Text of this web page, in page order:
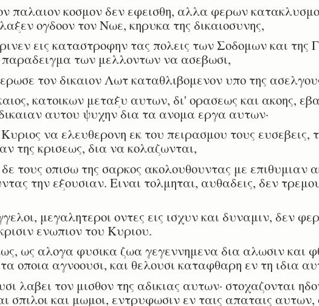
παλαιον κοσμον δεν εφεισθη, αλλα φερων
ογδοον τον Νωε, κηρυκα της δικαιοσυνης,
εις καταστροφην τας πολεις των Σοδομων και της
των μελλοντων να ασεβωσι,
τον δικαιον Λωτ καταθλιβομενον υπο της
κατοικων μεταξυ αυτων, δι' ορασεως και ακοης,
αυτου ψυχην δια τα ανομα εργα αυτων·
να ελευθερονη εκ του πειρασμου τους ευσεβεις,
της κρισεως, δια να κολαζωνται,
τους οπισω της σαρκος ακολουθουντας με επιθυμιαν
την εξουσιαν. Ειναι τολμηται, αυθαδεις, δεν
μεγαλητεροι οντες εις ισχυν και δυναμιν, δεν
ενωπιον του Κυριου.
ως αλογα φυσικα ζωα γεγεννημενα δια αλωσιν και
οποια αγνοουσι, και θελουσι καταφθαρη εν τη ιδια
λαβει τον μισθον της αδικιας αυτων· στοχαζονται
σπιλοι και μωμοι, εντρυφωσιν εν ταις απαταις